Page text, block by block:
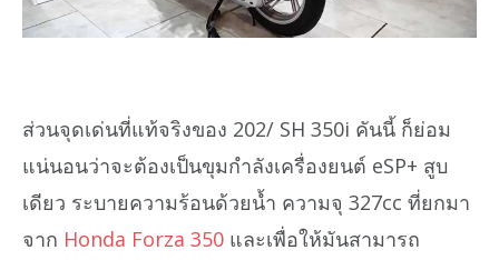
ส่วนจุดเด่นที่แท้จริงของ 202/ SH 350i คันนี้ ก็ย่อม
แน่นอนว่าจะต้องเป็นขุมกำลังเครื่องยนต์ eSP+ สูบ
เดียว ระบายความร้อนด้วยน้ำ ความจุ 327cc ที่ยกมา
จาก Honda Forza 350 และเพื่อให้มันสามารถ